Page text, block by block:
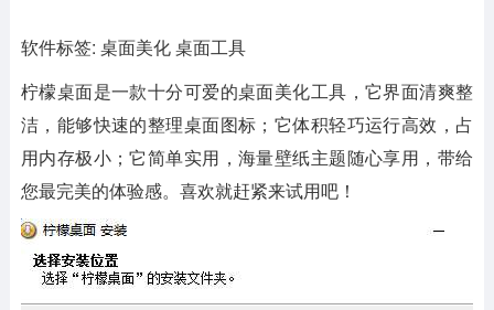
软件标签: 桌面美化 桌面工具
柠檬桌面是一款十分可爱的桌面美化工具，它界面清爽整
洁，能够快速的整理桌面图标；它体积轻巧运行高效，占
用内存极小；它简单实用，海量壁纸主题随心享用，带给
您最完美的体验感。喜欢就赶紧来试用吧！